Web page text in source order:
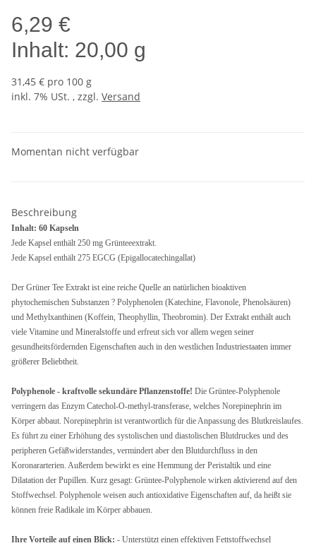
6,29 €
Inhalt: 20,00 g
31,45 € pro 100 g
inkl. 7% USt. , zzgl. Versand
Momentan nicht verfügbar
Beschreibung
Inhalt: 60 Kapseln
Jede Kapsel enthält 250 mg Grünteeextrakt.
Jede Kapsel enthält 275 EGCG (Epigallocatechingallat)
Der Grüner Tee Extrakt ist eine reiche Quelle an natürlichen bioaktiven
phytochemischen Substanzen ? Polyphenolen (Katechine, Flavonole, Phenolsäuren)
und Methylxanthinen (Koffein, Theophyllin, Theobromin). Der Extrakt enthält auch
viele Vitamine und Mineralstoffe und erfreut sich vor allem wegen seiner
gesundheitsfördernden Eigenschaften auch in den westlichen Industriestaaten immer
größerer Beliebtheit.
Polyphenole - kraftvolle sekundäre Pflanzenstoffe! Die Grüntee-Polyphenole
verringern das Enzym Catechol-O-methyl-transferase, welches Norepinephrin im
Körper abbaut. Norepinephrin ist verantwortlich für die Anpassung des Blutkreislaufes.
Es führt zu einer Erhöhung des systolischen und diastolischen Blutdruckes und des
peripheren Gefäßwiderstandes, vermindert aber den Blutdurchfluss in den
Koronararterien. Außerdem bewirkt es eine Hemmung der Peristaltik und eine
Dilatation der Pupillen. Kurz gesagt: Grüntee-Polyphenole wirken aktivierend auf den
Stoffwechsel. Polyphenole weisen auch antioxidative Eigenschaften auf, da heißt sie
können freie Radikale im Körper abbauen.
Ihre Vorteile auf einen Blick: - Unterstützt einen effektiven Fettstoffwechsel